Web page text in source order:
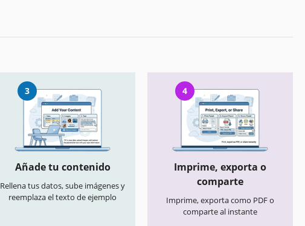
3
Añade tu contenido
Rellena tus datos, sube imágenes y
reemplaza el texto de ejemplo
4
Imprime, exporta o
comparte
Imprime, exporta como PDF o
comparte al instante